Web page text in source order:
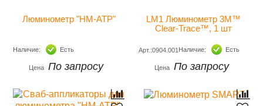
Люминометр "НМ-АТР"
Наличие: Есть
Цена По запросу
LM1 Люминометр 3М™
Clear-Trace™, 1 шт
Арт.:0904.001 Наличие: Есть
Цена По запросу